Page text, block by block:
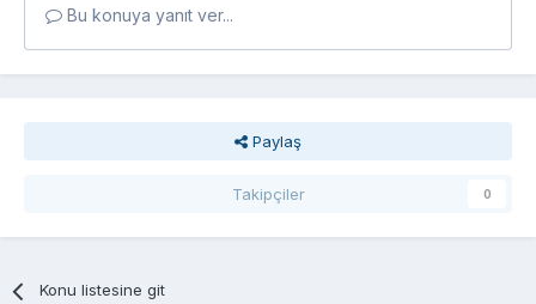
Bu konuya yanıt ver...
Paylaş
Takipçiler 0
Konu listesine git